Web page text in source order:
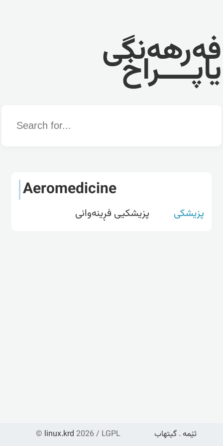
فەرهەنگی
یاپــــراخ
Word
Aeromedicine
پزیشکی پزیشکیی فڕینەوانی
© linux.krd 2026 / LGPL ئێمە . گیتهاب